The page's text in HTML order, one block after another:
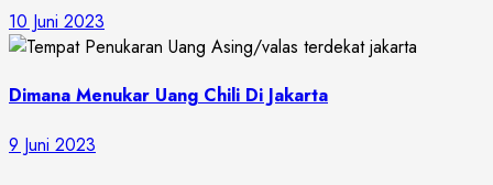
10 Juni 2023
Dimana Menukar Uang Chili Di Jakarta
9 Juni 2023